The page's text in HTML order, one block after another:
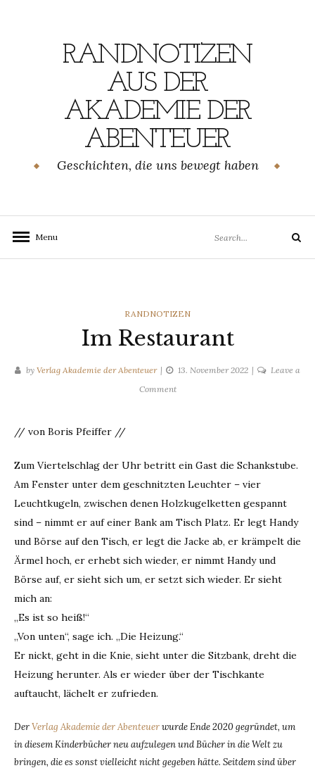
RANDNOTIZEN
AUS DER
AKADEMIE DER
ABENTEUER
Geschichten, die uns bewegt haben
Menu
for:
Search
CATEGORIES
RANDNOTIZEN
Im Restaurant
by Verlag Akademie der Abenteuer 13. November 2022
Leave a
Commenton
// von Boris Pfeiffer //
Zum Viertelschlag der Uhr betritt ein Gast die Schankstube.
Am Fenster unter dem geschnitzten Leuchter – vier
Leuchtkugeln, zwischen denen Holzkugelketten gespannt
sind – nimmt er auf einer Bank am Tisch Platz. Er legt Handy
und Börse auf den Tisch, er legt die Jacke ab, er krämpelt die
Ärmel hoch, er erhebt sich wieder, er nimmt Handy und
Börse auf, er sieht sich um, er setzt sich wieder. Er sieht
mich an:
„Es ist so heiß!“
„Von unten“, sage ich. „Die Heizung.“
Er nickt, geht in die Knie, sieht unter die Sitzbank, dreht die
Heizung herunter. Als er wieder über der Tischkante
auftaucht, lächelt er zufrieden.
DerVerlag Akademie der Abenteuerwurde Ende 2020 gegründet, um
in diesem Kinderbücher neu aufzulegen und Bücher in die Welt zu
bringen, die es sonst vielleicht nicht gegeben hätte. Seitdem sind über